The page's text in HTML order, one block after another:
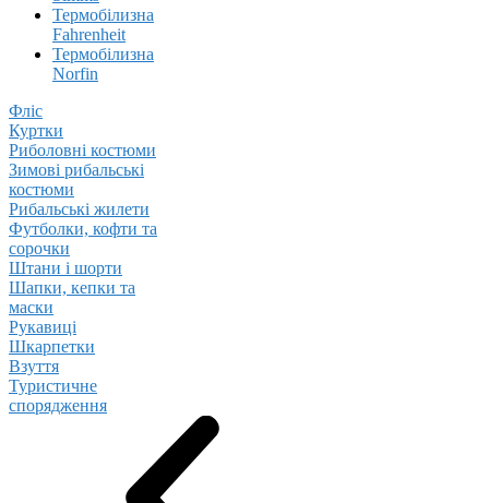
Термобілизна
Fahrenheit
Термобілизна
Norfin
Фліс
Куртки
Риболовні костюми
Зимові рибальські
костюми
Рибальські жилети
Футболки, кофти та
сорочки
Штани і шорти
Шапки, кепки та
маски
Рукавиці
Шкарпетки
Взуття
Туристичне
спорядження